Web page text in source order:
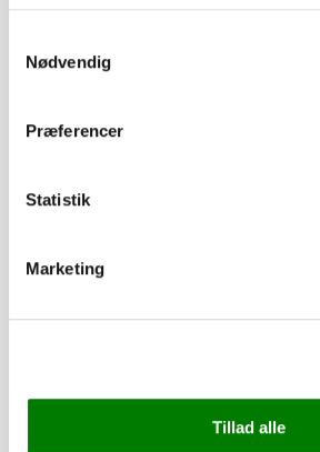
Nødvendig
Præferencer
Statistik
Marketing
Tillad alle
Kuglekobling SPP, 60x60, 750kg m/
210,00kr.